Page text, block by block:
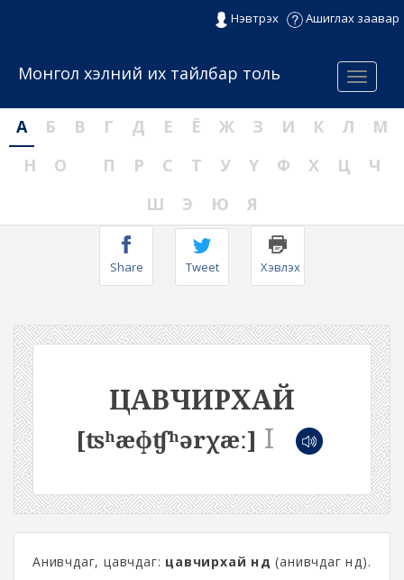
Нэвтрэх Ашиглах заавар
Menu
Монгол хэлний их тайлбар толь
А Б В Г Д Е Ё Ж З И К Л
М
Н
О П Р С Т У Ү Ф Х Ц
Ч
Ш
Э Ю Я
Share Tweet Хэвлэх
ЦАВЧИРХАЙ
[ʦʰæɸʧʰərχæː] I
Анивчдаг, цавчдаг: цавчирхай нүд (анивчдаг нүд).